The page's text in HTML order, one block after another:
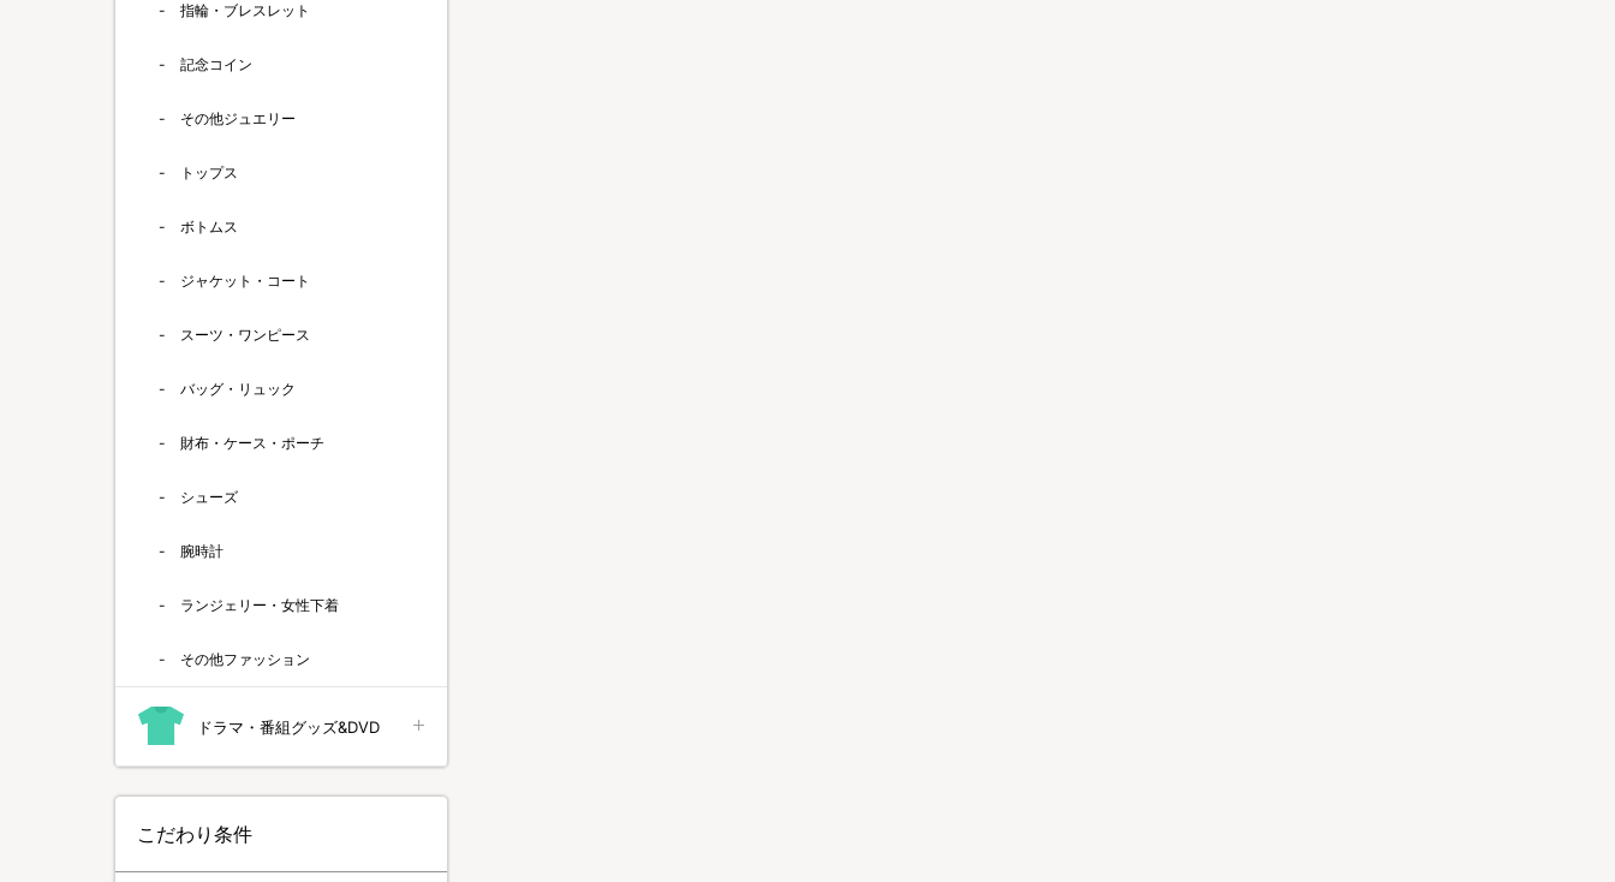
指輪・ブレスレット
記念コイン
その他ジュエリー
トップス
ボトムス
ジャケット・コート
スーツ・ワンピース
バッグ・リュック
財布・ケース・ポーチ
シューズ
腕時計
ランジェリー・女性下着
その他ファッション
ドラマ・番組グッズ&DVD
こだわり条件